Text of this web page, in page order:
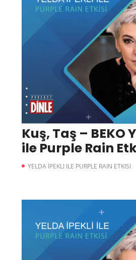
Kuş, Taş – BEKO
ile Purple Rain
YELDA İPEKLI ILE PURPLE RAIN ETKISI